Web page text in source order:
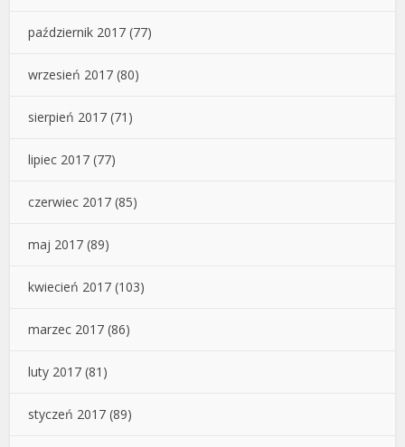
październik 2017 (77)
wrzesień 2017 (80)
sierpień 2017 (71)
lipiec 2017 (77)
czerwiec 2017 (85)
maj 2017 (89)
kwiecień 2017 (103)
marzec 2017 (86)
luty 2017 (81)
styczeń 2017 (89)